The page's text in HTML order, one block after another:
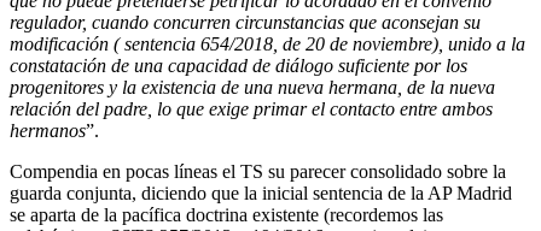
regulador, cuando concurren circunstancias que aconsejan su
modificación ( sentencia 654/2018, de 20 de noviembre), unido a la
constatación de una capacidad de diálogo suficiente por los
progenitores y la existencia de una nueva hermana, de la nueva
relación del padre, lo que exige primar el contacto entre ambos
hermanos”.
Compendia en pocas líneas el TS su parecer consolidado sobre la
guarda conjunta, diciendo que la inicial sentencia de la AP Madrid
se aparta de la pacífica doctrina existente (recordemos las